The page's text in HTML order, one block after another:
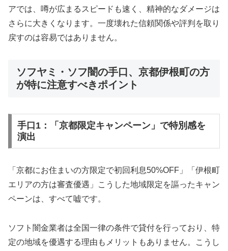
アでは、噂が広まるスピードも速く、精神的なダメージは
さらに大きくなります。一度壊れた信頼関係や評判を取り
戻すのは容易ではありません。
ソフヤミ・ソフ闇の手口、京都伊根町の方
が特に注意すべきポイント
手口1：「京都限定キャンペーン」で特別感を
演出
「京都にお住まいの方限定で初回利息50%OFF」「伊根町
エリアの方は審査優遇」こうした地域限定を謳ったキャン
ペーンは、すべて嘘です。
ソフト闇金業者は全国一律の条件で貸付を行っており、特
定の地域を優遇する理由もメリットもありません。こうし